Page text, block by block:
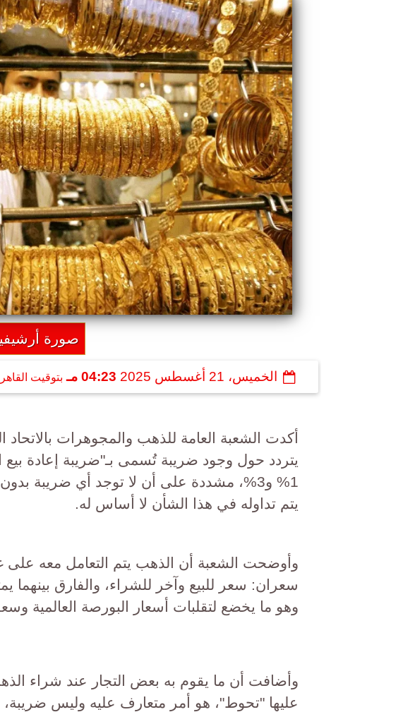
صورة
الخميس، 21 أغسطس 2025 04:23 مـ بتوقيت
أكدت الشعبة العامة للذهب والمجوهرات بالاتحاد
يتردد حول وجود ضريبة تُسمى بـ"ضريبة إعادة بيع
1% و3%، مشددة على أن لا توجد أي ضريبة
يتم تداوله في هذا الشأن لا أساس له.
وأوضحت الشعبة أن الذهب يتم التعامل معه على
سعران: سعر للبيع وآخر للشراء، والفارق بينهما
وهو ما يخضع لتقلبات أسعار البورصة العالمية
وأضافت أن ما يقوم به بعض التجار عند شراء
عليها "تحوط"، هو أمر متعارف عليه وليس